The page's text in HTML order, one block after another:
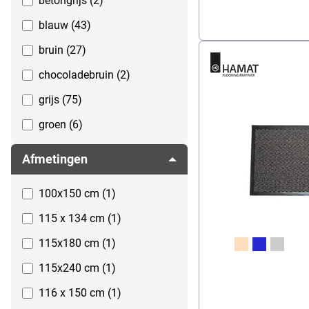
blauw (43)
bruin (27)
chocoladebruin (2)
grijs (75)
groen (6)
kwartsgrijs (2)
leigrijs (2)
meerkleurig (1)
natuurkleuren (17)
oranje (4)
rood (30)
Afmetingen
100x150 cm (1)
115 x 134 cm (1)
115x180 cm (1)
115x240 cm (1)
116 x 150 cm (1)